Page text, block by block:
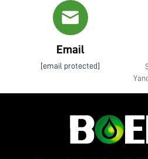
Email
[email protected]